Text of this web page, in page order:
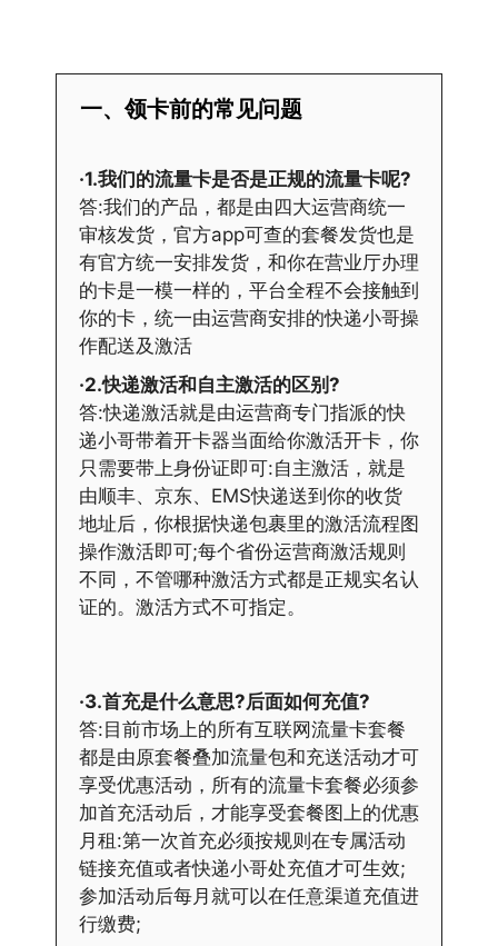
一、领卡前的常见问题
·1.我们的流量卡是否是正规的流量卡呢?
答:我们的产品，都是由四大运营商统一
审核发货，官方app可查的套餐发货也是
有官方统一安排发货，和你在营业厅办理
的卡是一模一样的，平台全程不会接触到
你的卡，统一由运营商安排的快递小哥操
作配送及激活
·2.快递激活和自主激活的区别?
答:快递激活就是由运营商专门指派的快
递小哥带着开卡器当面给你激活开卡，你
只需要带上身份证即可:自主激活，就是
由顺丰、京东、EMS快递送到你的收货
地址后，你根据快递包裹里的激活流程图
操作激活即可;每个省份运营商激活规则
不同，不管哪种激活方式都是正规实名认
证的。激活方式不可指定。
·3.首充是什么意思?后面如何充值?
答:目前市场上的所有互联网流量卡套餐
都是由原套餐叠加流量包和充送活动才可
享受优惠活动，所有的流量卡套餐必须参
加首充活动后，才能享受套餐图上的优惠
月租:第一次首充必须按规则在专属活动
链接充值或者快递小哥处充值才可生效;
参加活动后每月就可以在任意渠道充值进
行缴费;